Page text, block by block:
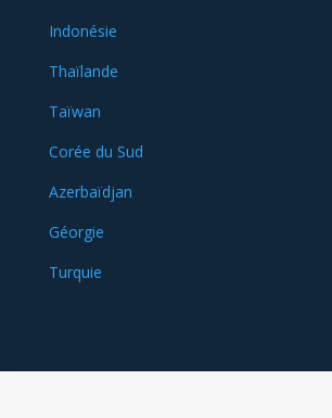
Indonésie
Thaïlande
Taïwan
Corée du Sud
Azerbaïdjan
Géorgie
Turquie